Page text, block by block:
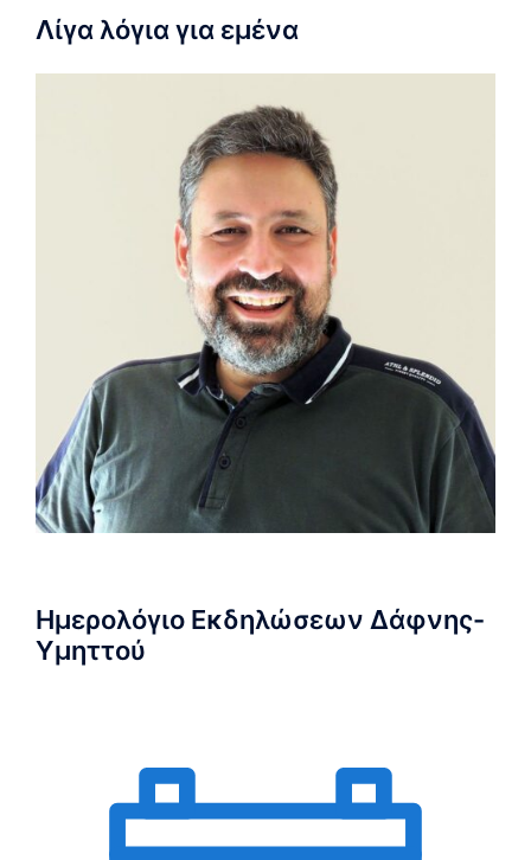
Λίγα λόγια για εμένα
Ημερολόγιο Εκδηλώσεων Δάφνης-
Υμηττού